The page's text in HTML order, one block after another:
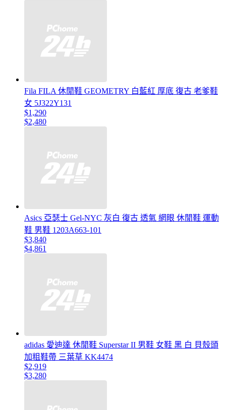
Fila FILA 休閒鞋 GEOMETRY 白藍紅 厚底 復古 老爹鞋
女 5J322Y131
$1,290
$2,480
Asics 亞瑟士 Gel-NYC 灰白 復古 透氣 網眼 休閒鞋 運動
鞋 男鞋 1203A663-101
$3,840
$4,861
adidas 愛迪達 休閒鞋 Superstar II 男鞋 女鞋 黑 白 貝殼頭
加粗鞋帶 三葉草 KK4474
$2,919
$3,280